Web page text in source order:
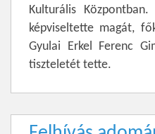
Kulturális
képviseltette magát,
Gyulai Erkel Ferenc
tiszteletét tette.